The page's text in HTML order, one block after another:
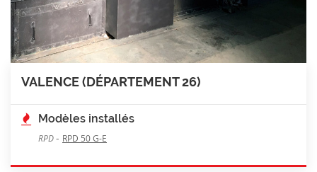
VALENCE (DÉPARTEMENT 26)
Modèles installés
RPD- RPD 50 G-E